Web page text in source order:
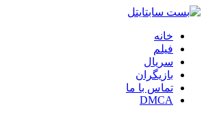
خانه
فیلم
سریال
بازیگران
تماس با ما
DMCA